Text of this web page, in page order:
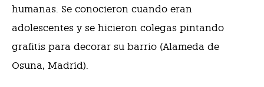
humanas. Se conocieron cuando eran
adolescentes y se hicieron colegas pintando
grafitis para decorar su barrio (Alameda de
Osuna, Madrid).